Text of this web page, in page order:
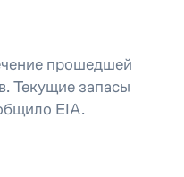
прошедшей
Текущие запасы
EIA.